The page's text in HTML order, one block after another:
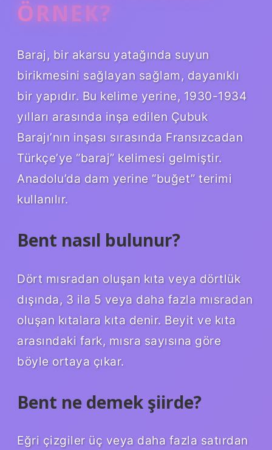
ÖRNEK?
Baraj, bir akarsu yatağında suyun
birikmesini sağlayan sağlam, dayanıklı
bir yapıdır. Bu kelime yerine, 1930-1934
yılları arasında inşa edilen Çubuk
Barajı’nın inşası sırasında Fransızcadan
Türkçe’ye “baraj” kelimesi gelmiştir.
Anadolu’da dam yerine “buğet” terimi
kullanılır.
Bent nasıl bulunur?
Dört mısradan oluşan kıta veya dörtlük
dışında, 3 ila 5 veya daha fazla mısradan
oluşan kıtalara kıta denir. Beyit ve kıta
arasındaki fark, mısra sayısına göre
böyle ortaya çıkar.
Bent ne demek şiirde?
Eğri çizgiler üç veya daha fazla satırdan